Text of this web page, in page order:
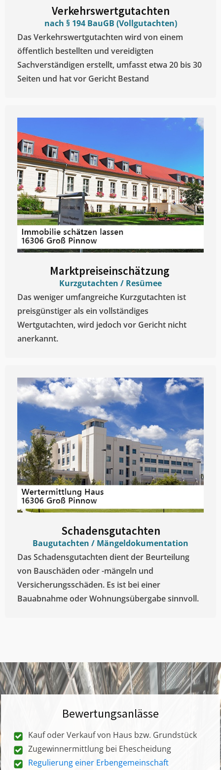
Verkehrswertgutachten
nach § 194 BauGB (Vollgutachten)
Das Verkehrswertgutachten wird von einem
öffentlich bestellten und vereidigten
Sachverständigen erstellt, umfasst etwa 20 bis 30
Seiten und hat vor Gericht Bestand
Marktpreiseinschätzung ​
Kurzgutachten / Resümee
Das weniger umfangreiche Kurzgutachten ist
preisgünstiger als ein vollständiges
Wertgutachten, wird jedoch vor Gericht nicht
anerkannt.
Schadensgutachten
Baugutachten / Mängeldokumentation
Das Schadensgutachten dient der Beurteilung
von Bauschäden oder -mängeln und
Versicherungsschäden. Es ist bei einer
Bauabnahme oder Wohnungsübergabe sinnvoll.
Bewertungsanlässe
Kauf oder Verkauf von Haus bzw. Grundstück
Zugewinnermittlung bei Ehescheidung
Regulierung einer Erbengemeinschaft